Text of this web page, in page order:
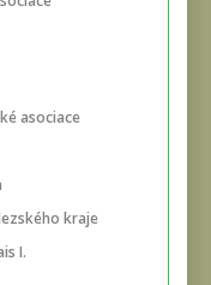
asociace
kraje
I.